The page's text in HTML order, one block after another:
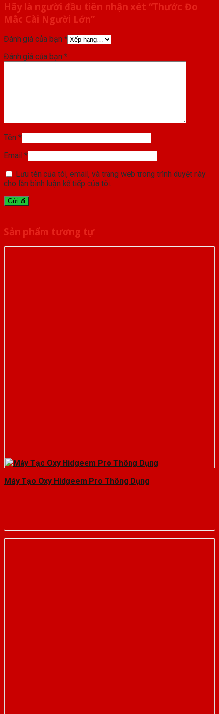
Hãy là người đầu tiên nhận xét “Thước Đo
Mắc Cài Người Lớn”
Đánh giá của bạn *
Đánh giá của bạn *
Tên *
Email *
Lưu tên của tôi, email, và trang web trong trình duyệt này
cho lần bình luận kế tiếp của tôi.
Sản phẩm tương tự
Máy Tạo Oxy Hidgeem Pro Thông Dụng